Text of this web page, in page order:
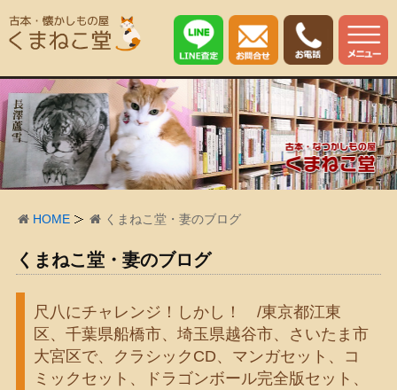
HOME くまねこ堂・妻のブログ
くまねこ堂・妻のブログ
尺八にチャレンジ！しかし！ /東京都江東
区、千葉県船橋市、埼玉県越谷市、さいたま市
大宮区で、クラシックCD、マンガセット、コ
ミックセット、ドラゴンボール完全版セット、